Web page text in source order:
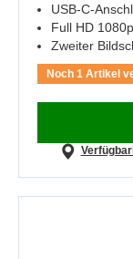
USB-C-
Full HD 1080p
Zweiter
Noch 1 Artikel